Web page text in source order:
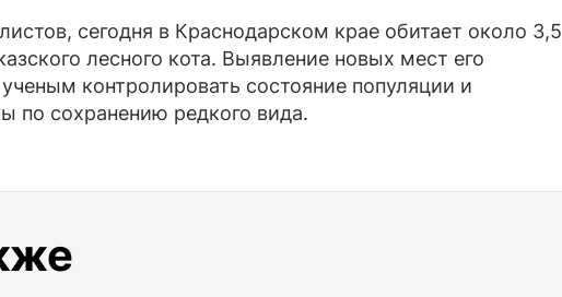
сегодня в Краснодарском крае обитает около 3,5
лесного кота. Выявление новых мест его
контролировать состояние популяции и
по сохранению редкого вида.